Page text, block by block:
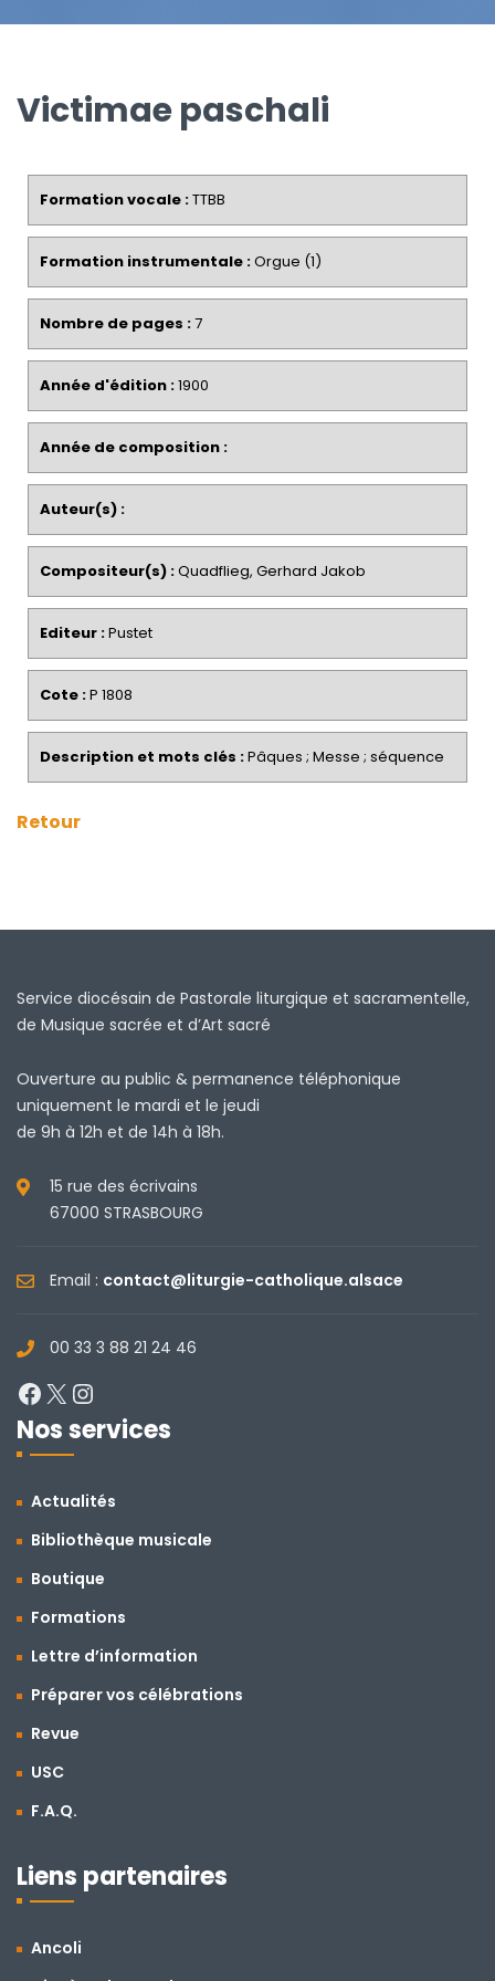
Victimae paschali
Formation vocale :TTBB
Formation instrumentale :Orgue (1)
Nombre de pages :7
Année d'édition :1900
Année de composition :
Auteur(s) :
Compositeur(s) :Quadflieg, Gerhard Jakob
Editeur :Pustet
Cote :P 1808
Description et mots clés :Pâques ; Messe ; séquence
Retour
Service diocésain de Pastorale liturgique et sacramentelle,
de Musique sacrée et d’Art sacré
Ouverture au public & permanence téléphonique
uniquement le mardi et le jeudi
de 9h à 12h et de 14h à 18h.
15 rue des écrivains
67000 STRASBOURG
Email : contact@liturgie-catholique.alsace
00 33 3 88 21 24 46
Facebook
X
Nos services
Actualités
Bibliothèque musicale
Boutique
Formations
Lettre d’information
Préparer vos célébrations
Revue
USC
F.A.Q.
Liens partenaires
Ancoli